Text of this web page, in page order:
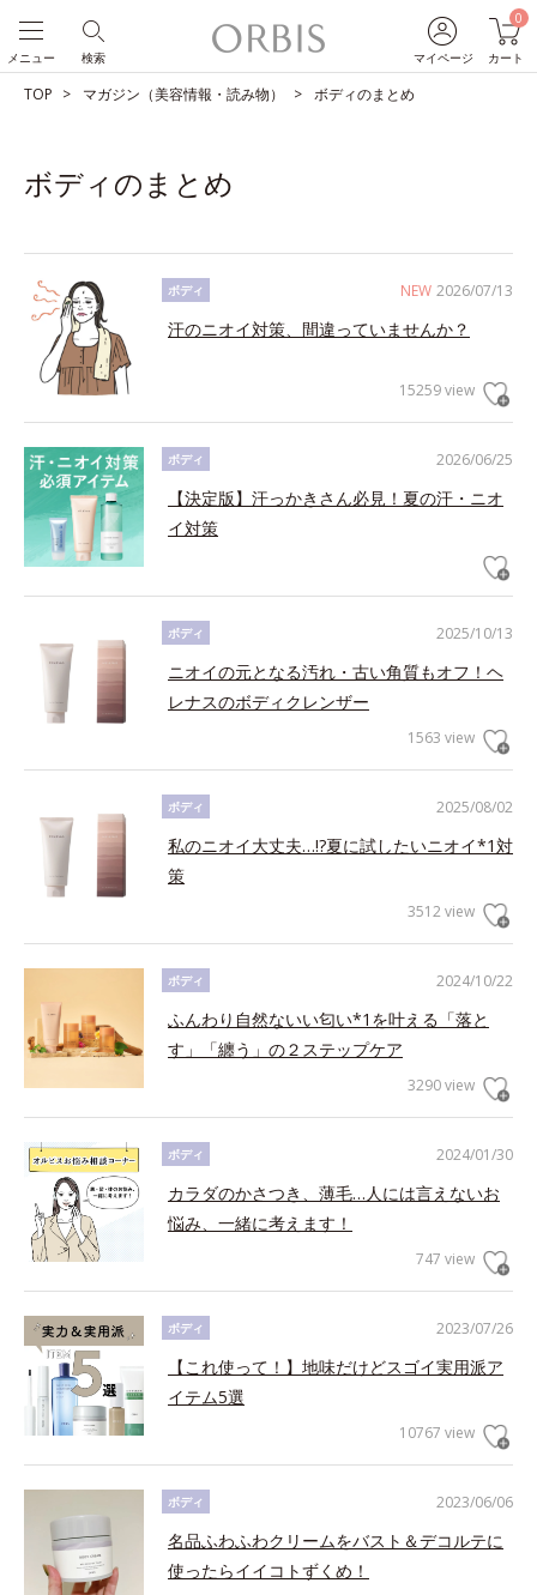
マイページ
0
カート
検索
メニュー
TOP マガジン（美容情報・読み物） ボディのまとめ
ボディのまとめ
NEW 2026/07/13
ボディ
汗のニオイ対策、間違っていませんか？
15259 view
2026/06/25
ボディ
【決定版】汗っかきさん必見！夏の汗・ニオ
イ対策
2025/10/13
ボディ
ニオイの元となる汚れ・古い角質もオフ！ヘ
レナスのボディクレンザー
1563 view
2025/08/02
ボディ
私のニオイ大丈夫…!?夏に試したいニオイ*1対
策
3512 view
2024/10/22
ボディ
ふんわり自然ないい匂い*1を叶える「落と
す」「纏う」の２ステップケア
3290 view
2024/01/30
ボディ
カラダのかさつき、薄毛…人には言えないお
悩み、一緒に考えます！
747 view
2023/07/26
ボディ
【これ使って！】地味だけどスゴイ実用派ア
イテム5選
10767 view
2023/06/06
ボディ
名品ふわふわクリームをバスト＆デコルテに
使ったらイイコトずくめ！